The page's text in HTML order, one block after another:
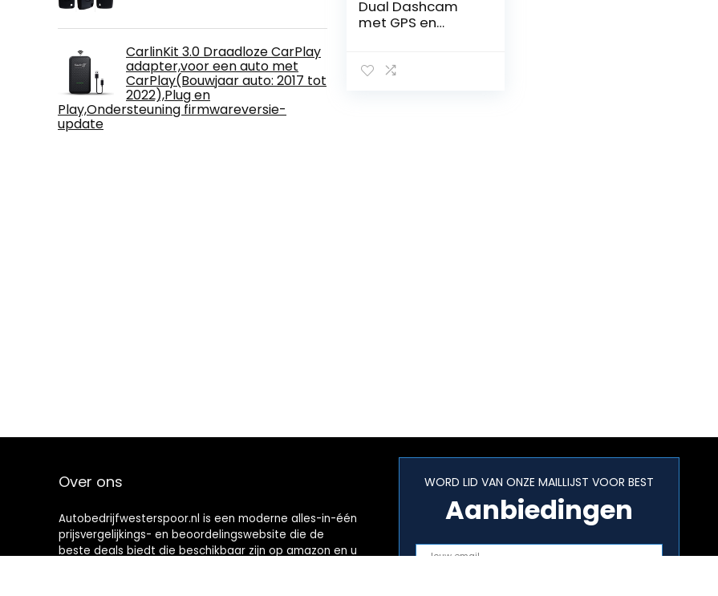
CarlinKit 3.0 Draadloze CarPlay
adapter,voor een auto met
CarPlay(Bouwjaar auto: 2017 tot
2022),Plug en
Play,Ondersteuning firmwareversie-
update
Dual Dashcam
met GPS en
Over ons
Autobedrijfwesterspoor.nl is een moderne alles-in-één
prijsvergelijkings- en beoordelingswebsite die de
beste deals biedt die beschikbaar zijn op amazon en u
WORD LID VAN ONZE MAILLIJST VOOR BEST
Aanbiedingen